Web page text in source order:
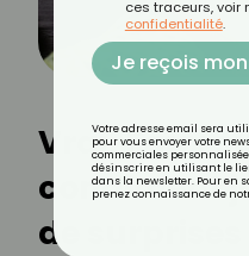
Vrai-Faux
condiment
de surprises
ces traceurs, voir
confidentialité.
Je reçois
Votre adresse email sera
pour vous envoyer votre
commerciales
désinscrire en utilisant le
dans la newsletter. Pour en
prenez connaissance de